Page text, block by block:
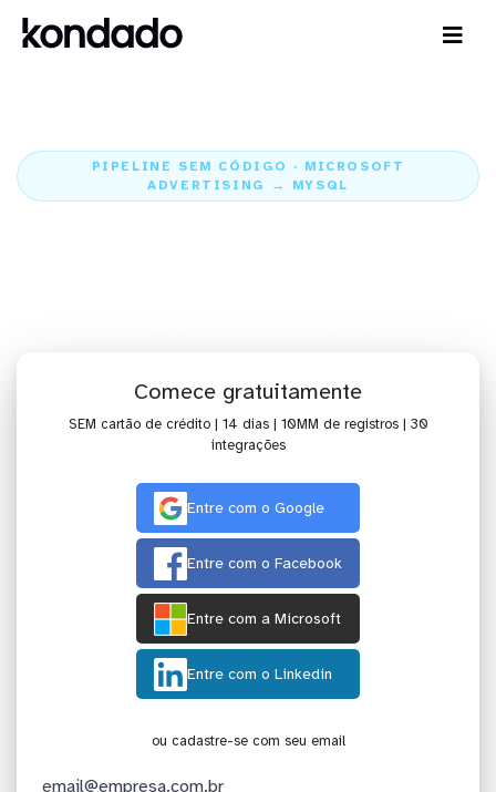
PIPELINE SEM CÓDIGO · MICROSOFT
ADVERTISING → MYSQL
Comece gratuitamente
SEM cartão de crédito | 14 dias | 10MM de registros | 30
integrações
Entre com o Google
Entre com o Facebook
Entre com a Microsoft
Entre com o Linkedin
ou cadastre-se com seu email